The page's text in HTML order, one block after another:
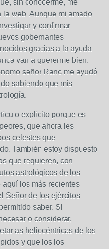
sin conocerme, me
web. Aunque mi amado
y confirmar
gobernantes
gracias a la ayuda
van a quererme bien.
señor Ranc me ayudó
sabiendo que mis
explícito porque es
que ahora les
celestes que
También estoy dispuesto
que requieren, con
astrológicos de los
los más recientes
Señor de los ejércitos
saber. Si
considerar,
heliocéntricas de los
y que los los